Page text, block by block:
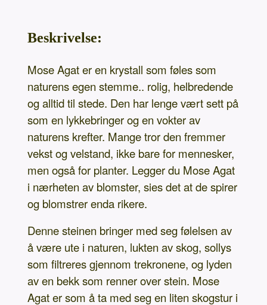
Beskrivelse:
Mose Agat er en krystall som føles som
naturens egen stemme.. rolig, helbredende
og alltid til stede. Den har lenge vært sett på
som en lykkebringer og en vokter av
naturens krefter. Mange tror den fremmer
vekst og velstand, ikke bare for mennesker,
men også for planter. Legger du Mose Agat
i nærheten av blomster, sies det at de spirer
og blomstrer enda rikere.
Denne steinen bringer med seg følelsen av
å være ute i naturen, lukten av skog, sollys
som filtreres gjennom trekronene, og lyden
av en bekk som renner over stein. Mose
Agat er som å ta med seg en liten skogstur i